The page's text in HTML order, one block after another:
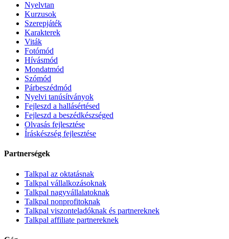
Nyelvtan
Kurzusok
Szerepjáték
Karakterek
Viták
Fotómód
Hívásmód
Mondatmód
Szómód
Párbeszédmód
Nyelvi tanúsítványok
Fejleszd a hallásértésed
Fejleszd a beszédkészséged
Olvasás fejlesztése
Íráskészség fejlesztése
Partnerségek
Talkpal az oktatásnak
Talkpal vállalkozásoknak
Talkpal nagyvállalatoknak
Talkpal nonprofitoknak
Talkpal viszonteladóknak és partnereknek
Talkpal affiliate partnereknek